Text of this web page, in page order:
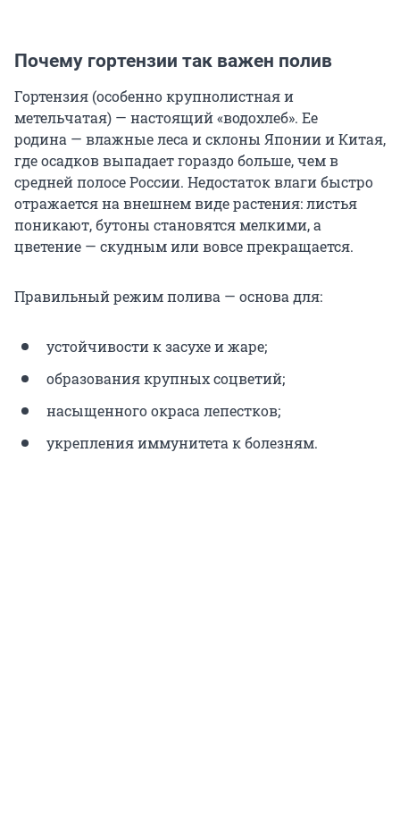
Почему гортензии так важен полив
Гортензия (особенно крупнолистная и
метельчатая) — настоящий «водохлеб». Ее
родина — влажные леса и склоны Японии и Китая,
где осадков выпадает гораздо больше, чем в
средней полосе России. Недостаток влаги быстро
отражается на внешнем виде растения: листья
поникают, бутоны становятся мелкими, а
цветение — скудным или вовсе прекращается.
Правильный режим полива — основа для:
устойчивости к засухе и жаре;
образования крупных соцветий;
насыщенного окраса лепестков;
укрепления иммунитета к болезням.